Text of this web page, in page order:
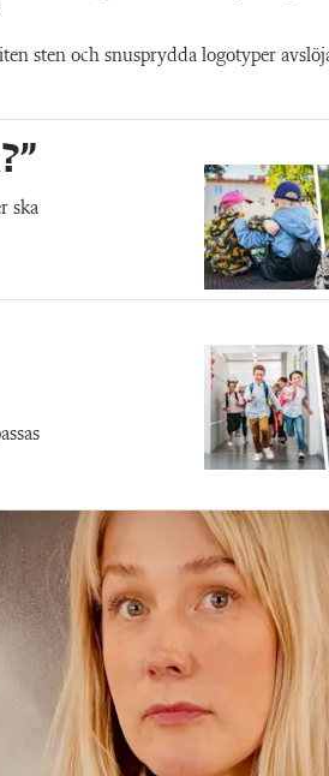
sten och snusprydda logotyper
ska